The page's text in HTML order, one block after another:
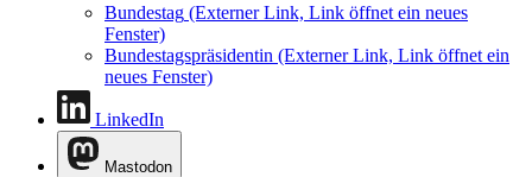
Bundestag (Externer Link, Link öffnet ein neues
Fenster)
Bundestagspräsidentin (Externer Link, Link öffnet ein
neues Fenster)
LinkedIn
Mastodon